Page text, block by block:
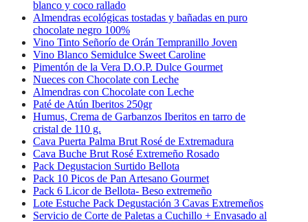
blanco y coco rallado
Almendras ecológicas tostadas y bañadas en puro
chocolate negro 100%
Vino Tinto Señorío de Orán Tempranillo Joven
Vino Blanco Semidulce Sweet Caroline
Pimentón de la Vera D.O.P. Dulce Gourmet
Nueces con Chocolate con Leche
Almendras con Chocolate con Leche
Paté de Atún Iberitos 250gr
Humus, Crema de Garbanzos Iberitos en tarro de
cristal de 110 g.
Cava Puerta Palma Brut Rosé de Extremadura
Cava Buche Brut Rosé Extremeño Rosado
Pack Degustacion Surtido Bellota
Pack 10 Picos de Pan Artesano Gourmet
Pack 6 Licor de Bellota- Beso extremeño
Lote Estuche Pack Degustación 3 Cavas Extremeños
Servicio de Corte de Paletas a Cuchillo + Envasado al